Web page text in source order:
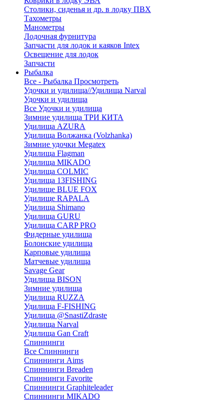
Столики, сиденья и др. в лодку ПВХ
Тахометры
Манометры
Лодочная фурнитура
Запчасти для лодок и каяков Intex
Освещение для лодок
Запчасти
Рыбалка
Все - Рыбалка Просмотреть
Удочки и удилища//Удилища Narval
Удочки и удилища
Все Удочки и удилища
Зимние удилища ТРИ КИТА
Удилища AZURA
Удилища Волжанка (Volzhanka)
Зимние удочки Megatex
Удилища Flagman
Удилища MIKADO
Удилища COLMIC
Удилища 13FISHING
Удилище BLUE FOX
Удилище RAPALA
Удилища Shimano
Удилища GURU
Удилища CARP PRO
Фидерные удилища
Болонские удилища
Карповые удилища
Матчевые удилища
Savage Gear
Удилища BISON
Зимние удилища
Удилища RUZZA
Удилища F-FISHING
Удилища @SnastiZdraste
Удилища Narval
Удилища Gan Craft
Спиннинги
Все Спиннинги
Спиннинги Aims
Спиннинги Breaden
Спиннинги Favorite
Спиннинги Graphiteleader
Спиннинги MIKADO